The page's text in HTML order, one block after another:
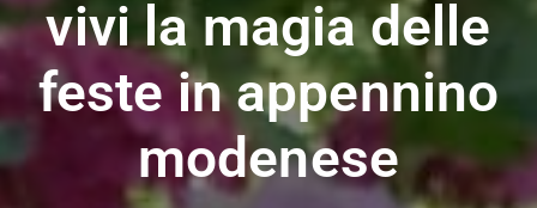
vivi la magia delle
feste in appennino
modenese